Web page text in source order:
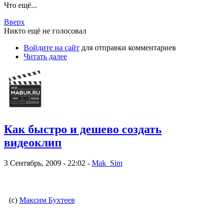
Что ещё...
Вверх
Никто ещё не голосовал
Войдите на сайт для отправки комментариев
Читать далее
Как быстро и дешево создать
видеоклип
3 Сентябрь, 2009 - 22:02 - Mak_Sim
(с) Максим Бухтеев